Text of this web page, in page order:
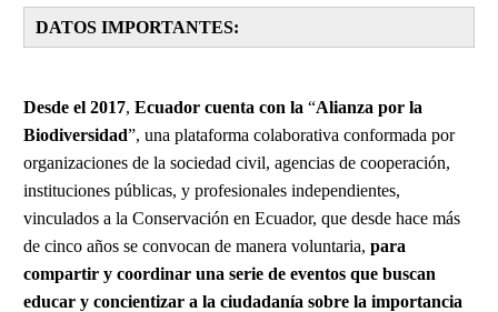
DATOS IMPORTANTES:
Desde el 2017, Ecuador cuenta con la “Alianza por la
Biodiversidad”, una plataforma colaborativa conformada por
organizaciones de la sociedad civil, agencias de cooperación,
instituciones públicas, y profesionales independientes,
vinculados a la Conservación en Ecuador, que desde hace más
de cinco años se convocan de manera voluntaria, para
compartir y coordinar una serie de eventos que buscan
educar y concientizar a la ciudadanía sobre la importancia